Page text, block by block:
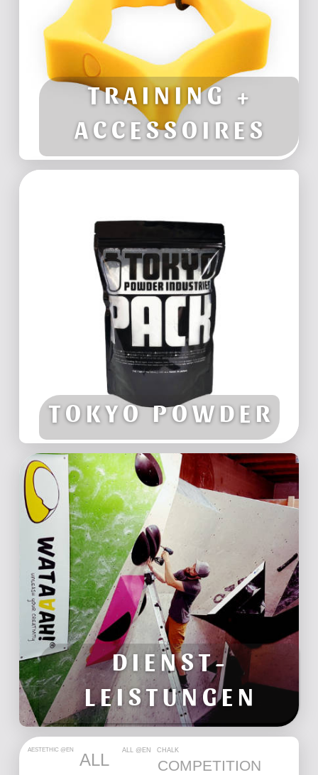
TRAINING +
ACCESSOIRES
GRIFFE
SPECIAL
TOKYO POWDER
CHALK
DIENST-
LEISTUNGEN
ROUTENBAU
TRAINING
WORKSHOPS
AESTETHIC @EN
ALL ALL @EN CHALK
COMPETITION